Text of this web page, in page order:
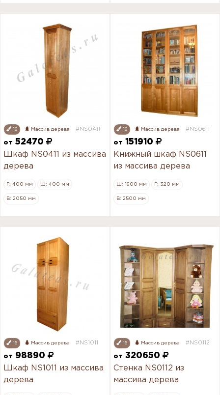
16 Массив дерева #NS0411
от 52470
Шкаф NS0411 из массива
дерева
Г: 400 мм Ш: 400 мм
В: 2050 мм
16 Массив дерева #NS0611
от
151910
Книжный шкаф NS0611
из массива дерева
Ш: 1600 мм Г: 320 мм
В: 2500 мм
16 Массив дерева #NS1011
от
98890
Шкаф NS1011 из массива
дерева
16 Массив дерева #NS0112
от 320650
Стенка NS0112 из
массива дерева